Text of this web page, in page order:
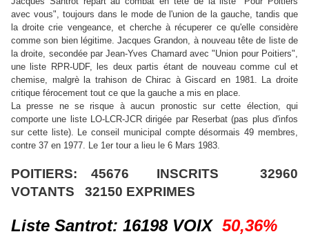
avec vous", toujours dans le mode de l'union de la gauche, tandis que
la droite crie vengeance, et cherche à récuperer ce qu'elle considère
comme son bien légitime. Jacques Grandon, à nouveau tête de liste de
la droite, secondée par Jean-Yves Chamard avec "Union pour Poitiers",
une liste RPR-UDF, les deux partis étant de nouveau comme cul et
chemise, malgrè la trahison de Chirac à Giscard en 1981. La droite
critique férocement tout ce que la gauche a mis en place.
La presse ne se risque à aucun pronostic sur cette élection, qui
comporte une liste LO-LCR-JCR dirigée par Reserbat (pas plus d'infos
sur cette liste). Le conseil municipal compte désormais 49 membres,
contre 37 en 1977. Le 1er tour a lieu le 6 Mars 1983.
POITIERS: 45676 INSCRITS 32960
VOTANTS 32150 EXPRIMES
Liste Santrot: 16198 VOIX 50,36%